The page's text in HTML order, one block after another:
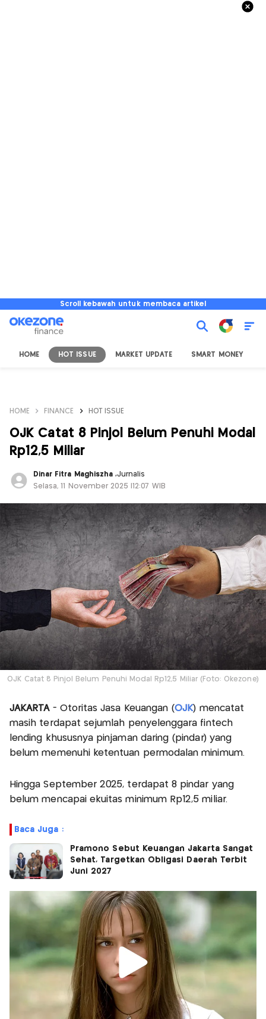
Scroll kebawah untuk membaca artikel
HOME HOT ISSUE MARKET UPDATE SMART MONEY
HOME FINANCE HOT ISSUE
OJK Catat 8 Pinjol Belum Penuhi Modal
Rp12,5 Miliar
Dinar Fitra Maghiszha,Jurnalis
Selasa, 11 November 2025 |12:07 WIB
OJK Catat 8 Pinjol Belum Penuhi Modal Rp12,5 Miliar (Foto: Okezone)
JAKARTA- Otoritas Jasa Keuangan (OJK) mencatat
masih terdapat sejumlah penyelenggara fintech
lending khususnya pinjaman daring (pindar) yang
belum memenuhi ketentuan permodalan minimum.
Hingga September 2025, terdapat 8 pindar yang
belum mencapai ekuitas minimum Rp12,5 miliar.
Baca Juga :
Pramono Sebut Keuangan Jakarta Sangat
Sehat, Targetkan Obligasi Daerah Terbit
Juni 2027